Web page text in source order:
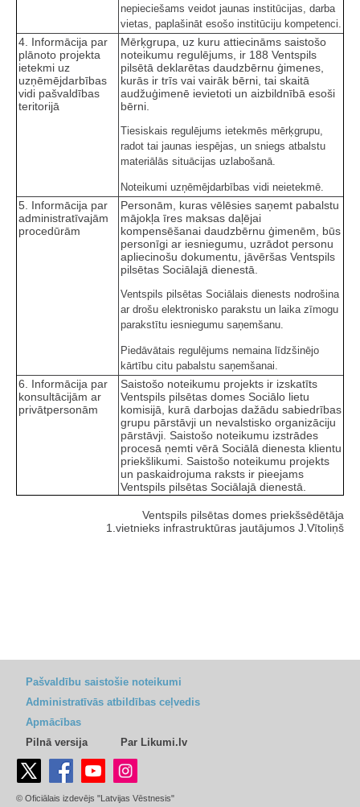
nepieciešams veidot jaunas institūcijas, darba
vietas, paplašināt esošo institūciju kompetenci.
4. Informācija par
plānoto projekta
ietekmi uz
uzņēmējdarbības
vidi pašvaldības
teritorijā
Mērķgrupa, uz kuru attiecināms saistošo
noteikumu regulējums, ir 188 Ventspils
pilsētā deklarētas daudzbērnu ģimenes,
kurās ir trīs vai vairāk bērni, tai skaitā
audžuģimenē ievietoti un aizbildnībā esoši
bērni.
Tiesiskais regulējums ietekmēs mērķgrupu,
radot tai jaunas iespējas, un sniegs atbalstu
materiālās situācijas uzlabošanā.
Noteikumi uzņēmējdarbības vidi neietekmē.
5. Informācija par
administratīvajām
procedūrām
Personām, kuras vēlēsies saņemt pabalstu
mājokļa īres maksas daļējai
kompensēšanai daudzbērnu ģimenēm, būs
personīgi ar iesniegumu, uzrādot personu
apliecinošu dokumentu, jāvēršas Ventspils
pilsētas Sociālajā dienestā.
Ventspils pilsētas Sociālais dienests nodrošina
ar drošu elektronisko parakstu un laika zīmogu
parakstītu iesniegumu saņemšanu.
Piedāvātais regulējums nemaina līdzšinējo
kārtību citu pabalstu saņemšanai.
6. Informācija par
konsultācijām ar
privātpersonām
Saistošo noteikumu projekts ir izskatīts
Ventspils pilsētas domes Sociālo lietu
komisijā, kurā darbojas dažādu sabiedrības
grupu pārstāvji un nevalstisko organizāciju
pārstāvji. Saistošo noteikumu izstrādes
procesā ņemti vērā Sociālā dienesta klientu
priekšlikumi. Saistošo noteikumu projekts
un paskaidrojuma raksts ir pieejams
Ventspils pilsētas Sociālajā dienestā.
Ventspils pilsētas domes priekšsēdētāja
1.vietnieks infrastruktūras jautājumos J.Vītoliņš
Pašvaldību saistošie noteikumi
Administratīvās atbildības ceļvedis
Apmācības
Pilnā versija
Par Likumi.lv
© Oficiālais izdevējs "Latvijas Vēstnesis"